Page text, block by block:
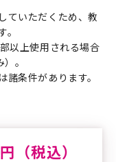
ていただくため、教
。
以上使用される場合
。
諸条件があります。
（税込）